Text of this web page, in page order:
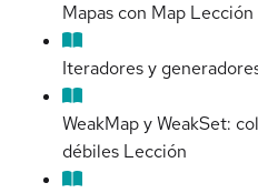
Mapas con Map Lección
Iteradores y
WeakMap y WeakSet:
débiles Lección